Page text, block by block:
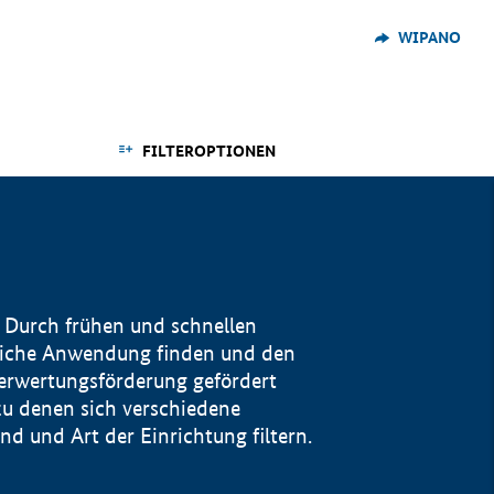
WIPANO
FILTEROPTIONEN
frühen und schnellen
Anwendung finden und den
gefördert
denen sich verschiedene
und Art der Einrichtung filtern.